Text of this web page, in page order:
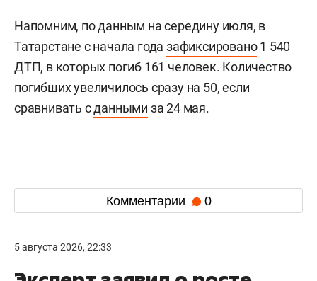
Напомним, по данным на середину июля, в
Татарстане с начала годазафиксировано1 540
ДТП, в которых погиб 161 человек. Количество
погибших увеличилось сразу на 50, если
сравнивать сданными за 24 мая.
Комментарии 0
5 августа 2026, 22:33